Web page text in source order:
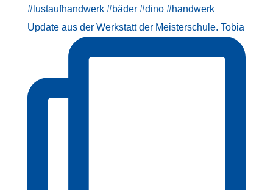
Update aus der Werkstatt der Meisterschule. Tobia